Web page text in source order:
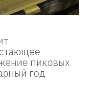
пиковых
год